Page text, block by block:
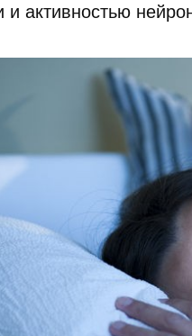
активностью